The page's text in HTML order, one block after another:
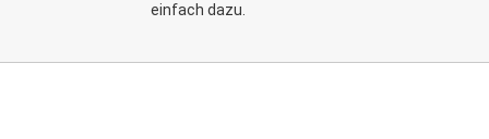
einfach dazu.